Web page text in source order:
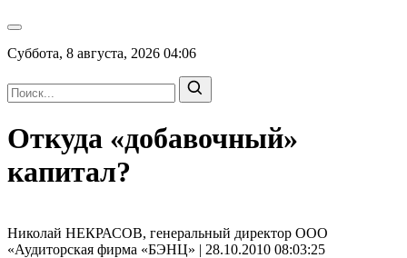
Суббота, 8 августа, 2026 04:06
Откуда «добавочный»
капитал?
Николай НЕКРАСОВ, генеральный директор ООО
«Аудиторская фирма «БЭНЦ» | 28.10.2010 08:03:25